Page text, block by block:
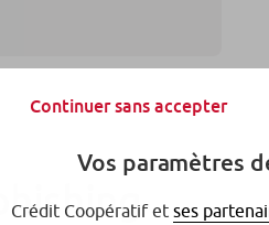
Continuer sans accepter
Vos paramètres
Crédit Coopératif et ses